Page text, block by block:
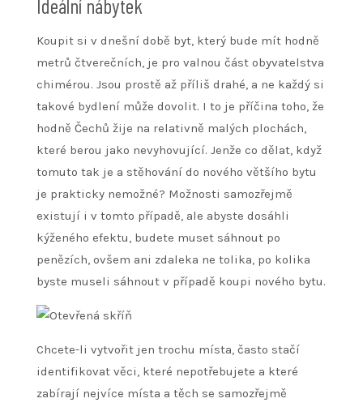
Ideální nábytek
Koupit si v dnešní době byt, který bude mít hodně
metrů čtverečních, je pro valnou část obyvatelstva
chimérou. Jsou prostě až příliš drahé, a ne každý si
takové bydlení může dovolit. I to je příčina toho, že
hodně Čechů žije na relativně malých plochách,
které berou jako nevyhovující. Jenže co dělat, když
tomuto tak je a stěhování do nového většího bytu
je prakticky nemožné? Možnosti samozřejmě
existují i v tomto případě, ale abyste dosáhli
kýženého efektu, budete muset sáhnout po
penězích, ovšem ani zdaleka ne tolika, po kolika
byste museli sáhnout v případě koupi nového bytu.
Chcete-li vytvořit jen trochu místa, často stačí
identifikovat věci, které nepotřebujete a které
zabírají nejvíce místa a těch se samozřejmě